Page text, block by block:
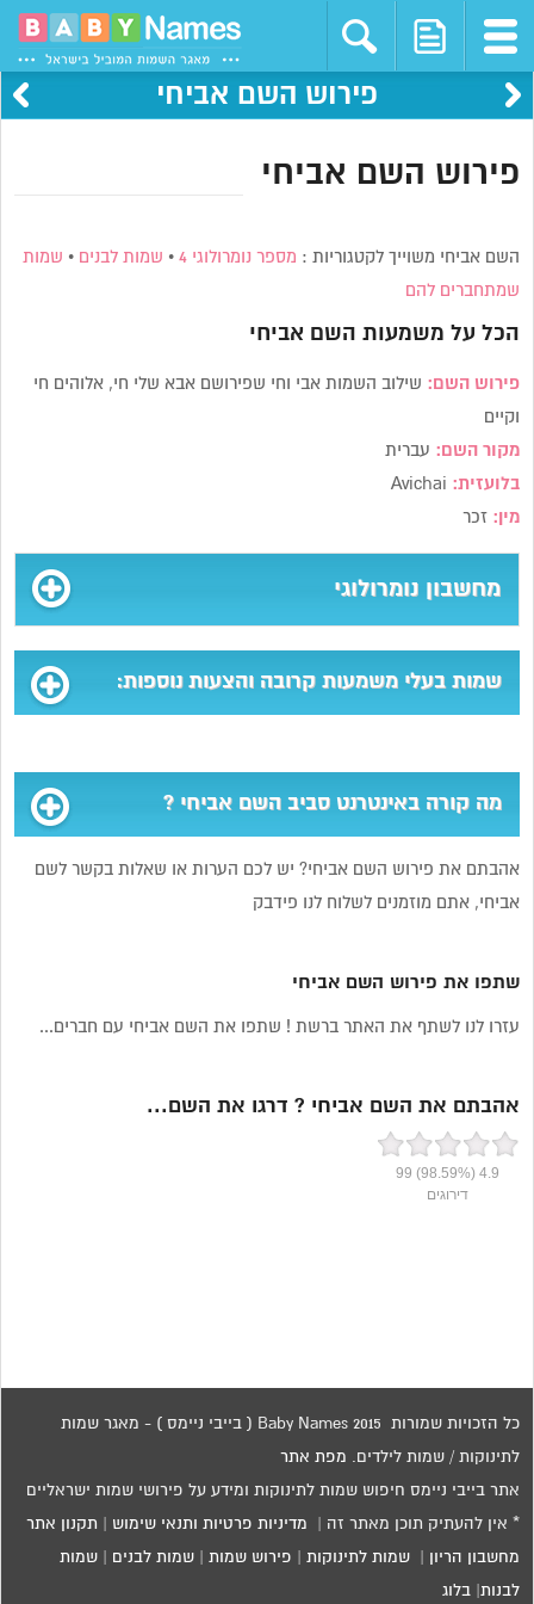
פירוש השם אביחי
פירוש השם אביחי
השם אביחי משוייך לקטגוריות : מספר נומרולוגי 4 • שמות לבנים • שמות
שמתחברים להם
הכל על משמעות השם אביחי
פירוש השם: שילוב השמות אבי וחי שפירושם אבא שלי חי, אלוהים חי
וקיים
מקור השם: עברית
בלועזית:
מין: זכר
מחשבון נומרולוגי
שמות בעלי משמעות קרובה והצעות נוספות:
מה קורה באינטרנט סביב השם אביחי ?
אהבתם את פירוש השם אביחי? יש לכם הערות או שאלות בקשר לשם
אביחי, אתם מוזמנים לשלוח לנו פידבק
שתפו את פירוש השם אביחי
עזרו לנו לשתף את האתר ברשת ! שתפו את השם אביחי עם חברים...
אהבתם את השם אביחי ? דרגו את השם...
4.9
(98.59%)
99
דירוגים
כל הזכויות שמורות 2015 Baby Names ( בייבי ניימס ) - מאגר שמות
לתינוקות / שמות לילדים. מפת אתר
אתר בייבי ניימס חיפוש שמות לתינוקות ומידע על פירושי שמות ישראליים
* אין להעתיק תוכן מאתר זה | מדיניות פרטיות ותנאי שימוש תקנון אתר
מחשבון הריון |שמות לתינוקות פירוש שמות |שמות לבנים |שמות
לבנות |בלוג